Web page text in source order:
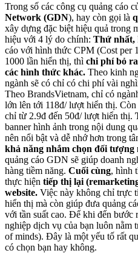
Trong số các công cụ quảng cáo
Network (GDN), hay còn gọi là
xây dựng đặc biệt hiệu quả trong
hiệu với 4 lý do chính: Thứ nhất,
cáo với hình thức CPM (Cost per
1000 lần hiển thị, thì chi phí bỏ
các hình thức khác. Theo kinh
ngành sẽ có chỉ có chi phí vài
Theo BrandsVietnam, chỉ có
lớn lên tới 118đ/ lượt hiển thị.
chỉ từ 2.9đ đến 50đ/ lượt hiển thị.
banner hình ảnh trong nội dung
nên nổi bật và dễ nhớ hơn trong
khả năng nhắm chọn đối
quảng cáo GDN sẽ giúp doanh
hàng tiềm năng. Cuối cùng, hình
thực hiện tiếp thị lại
website. Việc này không chỉ trực
hiển thị mà còn giúp đưa quảng
với tần suất cao. Để khi đến bước
nghiệp dịch vụ của bạn luôn nằm
of minds). Đây là một yếu tố rất
có chọn bạn hay không.